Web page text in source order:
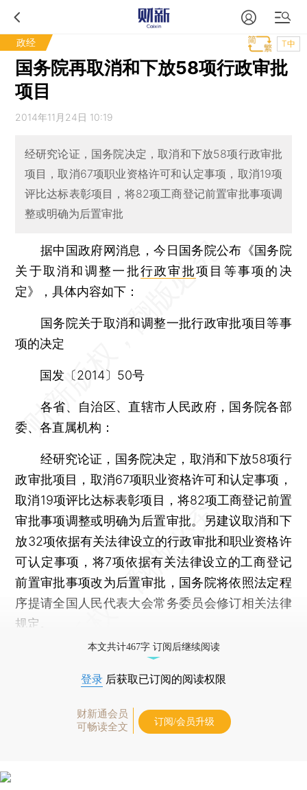
政经 T中
国务院再取消和下放58项行政审批
项目
2014年11月24日 10:19
经研究论证，国务院决定，取消和下放58项行政审批
项目，取消67项职业资格许可和认定事项，取消19项
评比达标表彰项目，将82项工商登记前置审批事项调
整或明确为后置审批
据中国政府网消息，今日国务院公布《国务院
关于取消和调整一批行政审批项目等事项的决
定》，具体内容如下：
国务院关于取消和调整一批行政审批项目等事
项的决定
国发〔2014〕50号
各省、自治区、直辖市人民政府，国务院各部
委、各直属机构：
经研究论证，国务院决定，取消和下放58项行
政审批项目，取消67项职业资格许可和认定事项，
取消19项评比达标表彰项目，将82项工商登记前置
审批事项调整或明确为后置审批。另建议取消和下
放32项依据有关法律设立的行政审批和职业资格许
可认定事项，将7项依据有关法律设立的工商登记
前置审批事项改为后置审批，国务院将依照法定程
序提请全国人民代表大会常务委员会修订相关法律
规定。
本文共计467字 订阅后继续阅读
登录 后获取已订阅的阅读权限
财新通会员
可畅读全文
订阅/会员升级